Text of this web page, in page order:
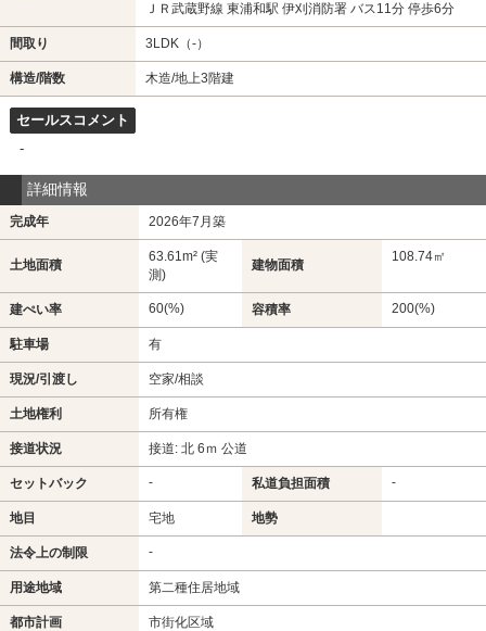
ＪＲ武蔵野線 東浦和駅 伊刈消防署 バス11分 停歩6分
間取り 3LDK（-）
構造/階数 木造/地上3階建
セールスコメント
-
詳細情報
完成年 2026年7月築
土地面積
63.61m² (実
測)
建物面積
108.74㎡
建ぺい率 60(%) 容積率 200(%)
駐車場 有
現況/引渡し 空家/相談
土地権利 所有権
接道状況 接道: 北 6ｍ 公道
セットバック - 私道負担面積 -
地目 宅地 地勢
法令上の制限 -
用途地域 第二種住居地域
都市計画 市街化区域